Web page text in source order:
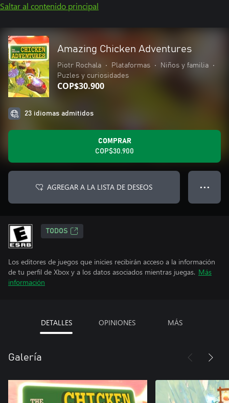
Saltar al contenido principal
Amazing Chicken Adventures
Piotr Rochala • Plataformas • Niños y familia
•
Puzles y curiosidades
COP$30.900
23 idiomas admitidos
COMPRAR
COP$30.900
AGREGAR A LA LISTA DE DESEOS ● ● ●
TODOS
Los editores de juegos que inicies recibirán acceso a la información
de tu perfil de Xbox y a los datos asociados mientras juegas. Más
información
DETALLES OPINIONES MÁS
Galería